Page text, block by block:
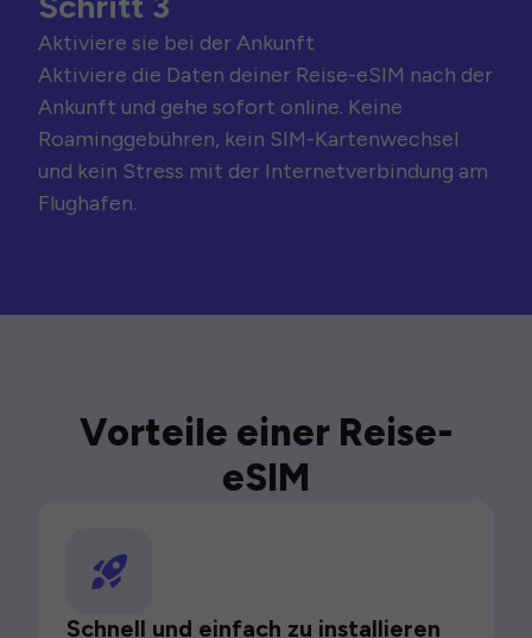
Aktiviere sie bei der Ankunft
Aktiviere die Daten deiner Reise-eSIM nach der
Ankunft und gehe sofort online. Keine
Roaminggebühren, kein SIM-Kartenwechsel
und kein Stress mit der Internetverbindung am
Flughafen.
Vorteile einer Reise-
eSIM
Schnell und einfach zu installieren